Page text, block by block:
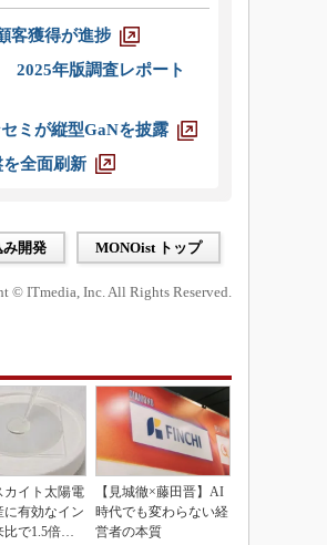
客獲得が進捗
2025年版調査レポート
ミが縦型GaNを披露
全面刷新
み開発 MONOist トップ
© ITmedia, Inc. All Rights Reserved.
カイト太陽電
に有効なイン
比で1.5倍の
【見城徹×藤田晋】AI
時代でも変わらない経
営者の本質